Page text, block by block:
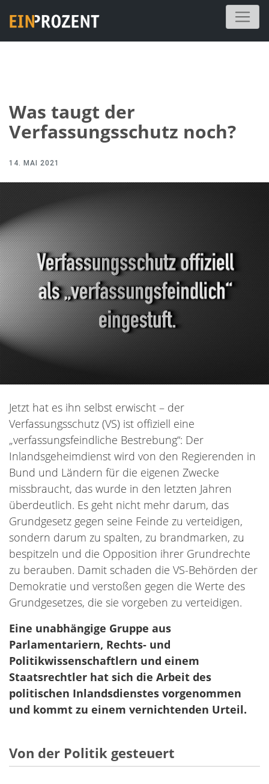
Was taugt der
Verfassungsschutz noch?
14. MAI 2021
Jetzt hat es ihn selbst erwischt – der
Verfassungsschutz (VS) ist offiziell eine
„verfassungsfeindliche Bestrebung“: Der
Inlandsgeheimdienst wird von den Regierenden in
Bund und Ländern für die eigenen Zwecke
missbraucht, das wurde in den letzten Jahren
überdeutlich. Es geht nicht mehr darum, das
Grundgesetz gegen seine Feinde zu verteidigen,
sondern darum zu spalten, zu brandmarken, zu
bespitzeln und die Opposition ihrer Grundrechte
zu berauben. Damit schaden die VS-Behörden der
Demokratie und verstoßen gegen die Werte des
Grundgesetzes, die sie vorgeben zu verteidigen.
Eine unabhängige Gruppe aus
Parlamentariern, Rechts- und
Politikwissenschaftlern und einem
Staatsrechtler hat sich die Arbeit des
politischen Inlandsdienstes vorgenommen
und kommt zu einem vernichtenden Urteil.
Von der Politik gesteuert